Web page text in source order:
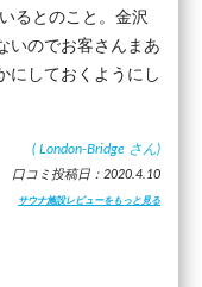
るとのこと。金沢
いのでお客さんまあ
にしておくようにし
( London-Bridge さん)
口コミ投稿日：2020.4.10
サウナ施設レビューをもっと見る